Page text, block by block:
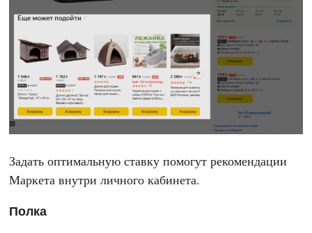
Задать оптимальную ставку помогут рекомендации
Маркета внутри личного кабинета.
Полка